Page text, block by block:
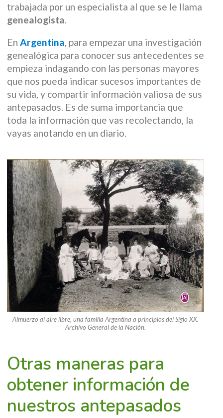
trabajada por un especialista al que se le llama
genealogista.
En Argentina, para empezar una investigación
genealógica para conocer sus antecedentes se
empieza indagando con las personas mayores
que nos pueda indicar sucesos importantes de
su vida, y compartir información valiosa de sus
antepasados. Es de suma importancia que
toda la información que vas recolectando, la
vayas anotando en un diario.
Almuerzo al aire libre, una familia Argentina a principios del Siglo XX.
Archivo General de la Nación.
Otras maneras para
obtener información de
nuestros antepasados